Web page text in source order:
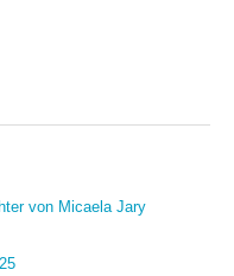
von Micaela Jary